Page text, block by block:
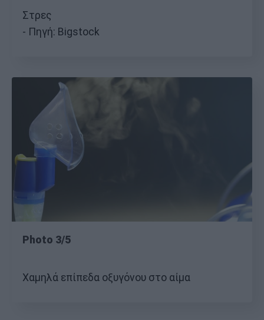
Στρες
Πηγή: Bigstock
Photo 3/5
Χαμηλά επίπεδα οξυγόνου στο αίμα